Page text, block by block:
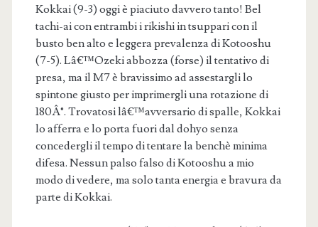
Kokkai (9-3) oggi è piaciuto davvero tanto! Bel
tachi-ai con entrambi i rikishi in tsuppari con il
busto ben alto e leggera prevalenza di Kotooshu
(7-5). Lâ€™Ozeki abbozza (forse) il tentativo di
presa, ma il M7 è bravissimo ad assestargli lo
spintone giusto per imprimergli una rotazione di
180Â°. Trovatosi lâ€™avversario di spalle, Kokkai
lo afferra e lo porta fuori dal dohyo senza
concedergli il tempo di tentare la benchè minima
difesa. Nessun palso falso di Kotooshu a mio
modo di vedere, ma solo tanta energia e bravura da
parte di Kokkai.